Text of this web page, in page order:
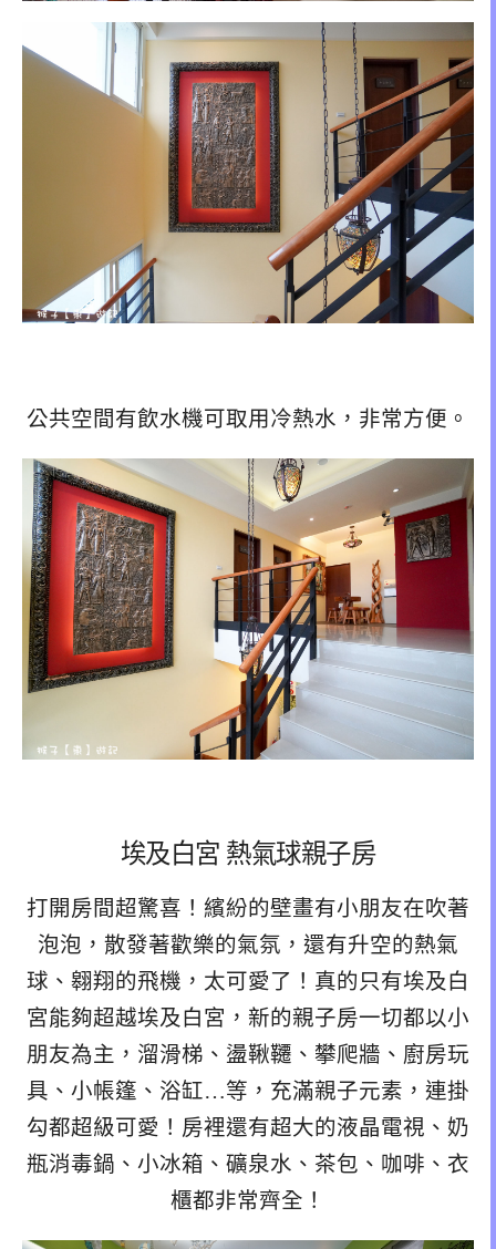
公共空間有飲水機可取用冷熱水，非常方便。
埃及白宮 熱氣球親子房
打開房間超驚喜！繽紛的壁畫有小朋友在吹著
泡泡，散發著歡樂的氣氛，還有升空的熱氣
球、翱翔的飛機，太可愛了！真的只有埃及白
宮能夠超越埃及白宮，新的親子房一切都以小
朋友為主，溜滑梯、盪鞦韆、攀爬牆、廚房玩
具、小帳篷、浴缸…等，充滿親子元素，連掛
勾都超級可愛！房裡還有超大的液晶電視、奶
瓶消毒鍋、小冰箱、礦泉水、茶包、咖啡、衣
櫃都非常齊全！